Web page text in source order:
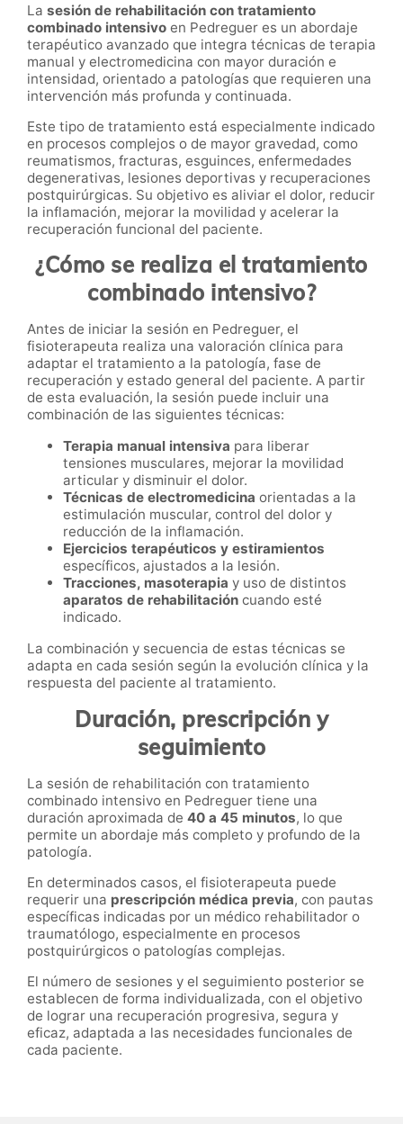
La sesión de rehabilitación con tratamiento
combinado intensivo en Pedreguer es un abordaje
terapéutico avanzado que integra técnicas de terapia
manual y electromedicina con mayor duración e
intensidad, orientado a patologías que requieren una
intervención más profunda y continuada.
Este tipo de tratamiento está especialmente indicado
en procesos complejos o de mayor gravedad, como
reumatismos, fracturas, esguinces, enfermedades
degenerativas, lesiones deportivas y recuperaciones
postquirúrgicas. Su objetivo es aliviar el dolor, reducir
la inflamación, mejorar la movilidad y acelerar la
recuperación funcional del paciente.
¿Cómo se realiza el tratamiento
combinado intensivo?
Antes de iniciar la sesión en Pedreguer, el
fisioterapeuta realiza una valoración clínica para
adaptar el tratamiento a la patología, fase de
recuperación y estado general del paciente. A partir
de esta evaluación, la sesión puede incluir una
combinación de las siguientes técnicas:
Terapia manual intensiva para liberar
tensiones musculares, mejorar la movilidad
articular y disminuir el dolor.
Técnicas de electromedicina orientadas a la
estimulación muscular, control del dolor y
reducción de la inflamación.
Ejercicios terapéuticos y estiramientos
específicos, ajustados a la lesión.
Tracciones, masoterapia y uso de distintos
aparatos de rehabilitación cuando esté
indicado.
La combinación y secuencia de estas técnicas se
adapta en cada sesión según la evolución clínica y la
respuesta del paciente al tratamiento.
Duración, prescripción y
seguimiento
La sesión de rehabilitación con tratamiento
combinado intensivo en Pedreguer tiene una
duración aproximada de 40 a 45 minutos, lo que
permite un abordaje más completo y profundo de la
patología.
En determinados casos, el fisioterapeuta puede
requerir una prescripción médica previa, con pautas
específicas indicadas por un médico rehabilitador o
traumatólogo, especialmente en procesos
postquirúrgicos o patologías complejas.
El número de sesiones y el seguimiento posterior se
establecen de forma individualizada, con el objetivo
de lograr una recuperación progresiva, segura y
eficaz, adaptada a las necesidades funcionales de
cada paciente.